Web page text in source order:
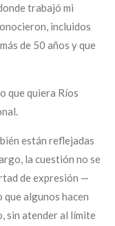
trabajó mi
incluidos
de 50 años y que
que quiera Ríos
están reflejadas
la cuestión no se
de expresión —
que algunos hacen
sin atender al límite